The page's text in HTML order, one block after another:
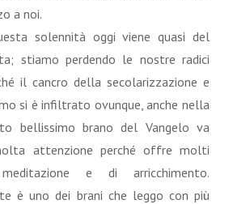
a noi.
solennità oggi viene quasi del
stiamo perdendo le nostre radici
il cancro della secolarizzazione e
si è infiltrato ovunque, anche nella
bellissimo brano del Vangelo va
attenzione perché offre molti
e di arricchimento.
è uno dei brani che leggo con più